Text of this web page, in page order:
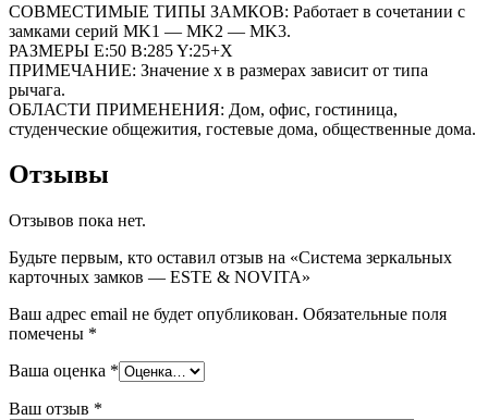
СОВМЕСТИМЫЕ ТИПЫ ЗАМКОВ: Работает в сочетании с
замками серий MK1 — MK2 — MK3.
РАЗМЕРЫ E:50 B:285 Y:25+X
ПРИМЕЧАНИЕ: Значение x в размерах зависит от типа
рычага.
ОБЛАСТИ ПРИМЕНЕНИЯ: Дом, офис, гостиница,
студенческие общежития, гостевые дома, общественные дома.
Отзывы
Отзывов пока нет.
Будьте первым, кто оставил отзыв на «Система зеркальных
карточных замков — ESTE & NOVITA»
Ваш адрес email не будет опубликован. Обязательные поля
помечены *
Ваша оценка *
Ваш отзыв *